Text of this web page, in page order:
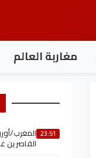
مغاربة العالم
23:51 المغرب/
القاصرين